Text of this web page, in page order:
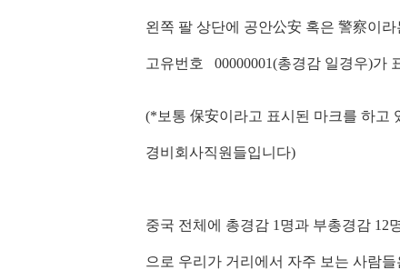
왼쪽 팔 상단에 공안公安 혹은 警察이
고유번호 00000001(총경감 일경우)가
(*보통 保安이라고 표시된 마크를 하고
경비회사직원들입니다)
중국 전체에 총경감 1명과 부총경감 12
으로 우리가 거리에서 자주 보는 사람